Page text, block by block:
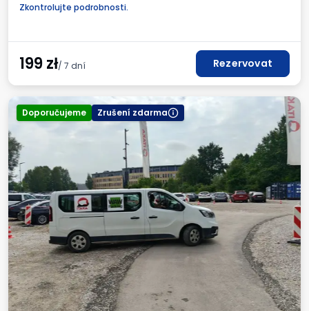
Daňový doklad
Zkontrolujte podrobnosti.
199zł/ 7 dní Rezervovat
Doporučujeme Zrušení zdarma